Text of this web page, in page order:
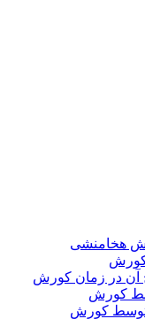
هخامنشی
کورش
آن در زمان کورش
کورش
توسط کورش